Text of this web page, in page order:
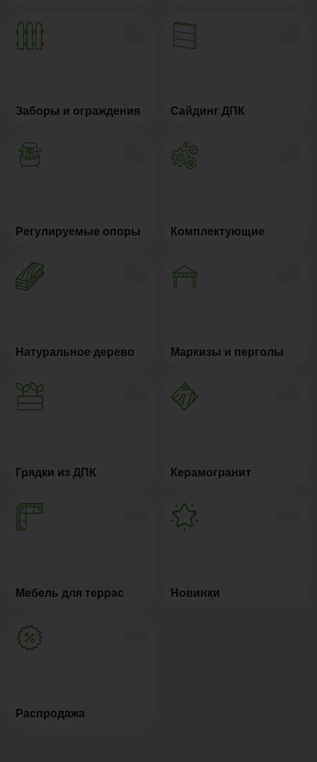
Заборы и ограждения Сайдинг ДПК
Регулируемые опоры Комплектующие
Натуральное дерево Маркизы и перголы
Грядки из ДПК Керамогранит
Мебель для террас Новинки
Распродажа